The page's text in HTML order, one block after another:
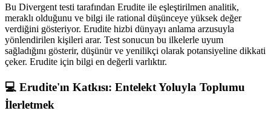
Bu Divergent testi tarafından Erudite ile eşleştirilmen analitik,
meraklı olduğunu ve bilgi ile rational düşünceye yüksek değer
verdiğini gösteriyor. Erudite hizbi dünyayı anlama arzusuyla
yönlendirilen kişileri arar. Test sonucun bu ilkelerle uyum
sağladığını gösterir, düşünür ve yenilikçi olarak potansiyeline dikkati
çeker. Erudite için bilgi en değerli varlıktır.
💻 Erudite'ın Katkısı: Entelekt Yoluyla Toplumu
İlerletmek